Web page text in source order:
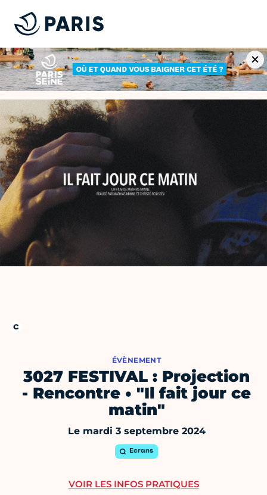
ÉVÈNEMENT
3027 FESTIVAL : Projection
- Rencontre • "Il fait jour ce
matin"
Le mardi 3 septembre 2024
Ecrans
VOIR LES INFOS PRATIQUES